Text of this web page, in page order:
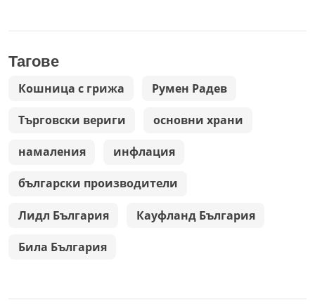
Тагове
Кошница с грижа Румен Радев
Търговски вериги основни храни
намаления инфлация
български производители
Лидл България Кауфланд България
Била България